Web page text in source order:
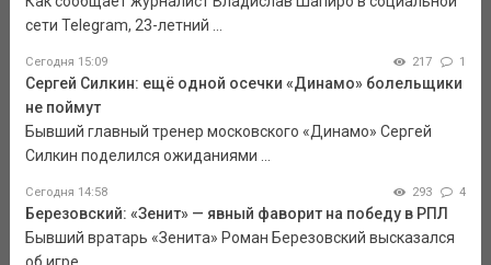
сети Telegram, 23-летний ...
Сегодня 15:09 217 1
Сергей Силкин: ещё одной осечки «Динамо» болельщики
не поймут
Бывший главный тренер московского «Динамо» Сергей
Силкин поделился ожиданиями ...
Сегодня 14:58 293 4
Березовский: «Зенит» — явный фаворит на победу в РПЛ
Бывший вратарь «Зенита» Роман Березовский высказался